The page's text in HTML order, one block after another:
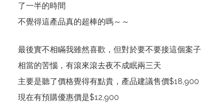
了一半的時間
不覺得這產品真的超棒的嗎～～
最後實不相瞞我雖然喜歡，但對於要不要接這個案子
相當的苦惱，有滾來滾去夜不成眠兩三天
主要是聽了價格覺得有點貴，產品建議售價$18,900
現在有預購優惠價是$12,900